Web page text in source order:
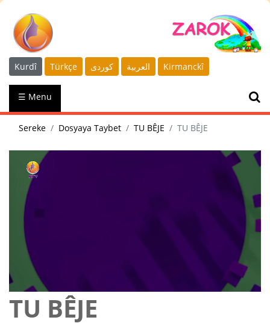
Kurdî Türkçe كوردى العربية Kirmanckî
☰ Menu
Sereke Dosyaya Taybet TU BÊJE TU BÊJE
TU BÊJE